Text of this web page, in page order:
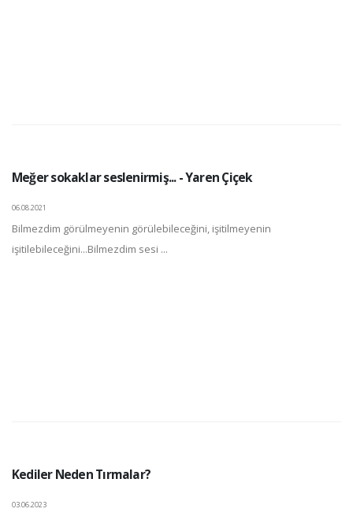
Meğer sokaklar seslenirmiş... - Yaren Çiçek
06.08.2021
Bilmezdim görülmeyenin görülebileceğini, işitilmeyenin
işitilebileceğini...Bilmezdim sesi ...
Kediler Neden Tırmalar?
03.06.2023